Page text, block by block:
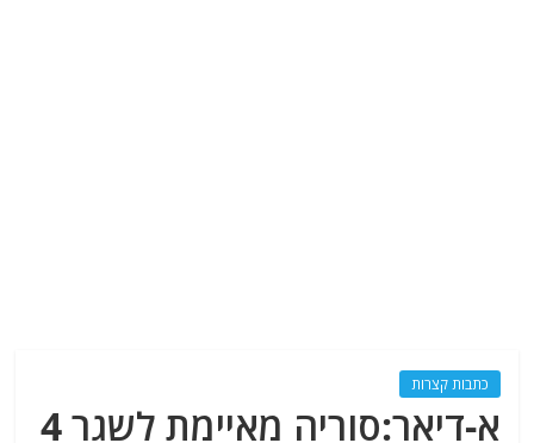
כתבות קצרות
א-דיאר:סוריה מאיימת לשגר 4